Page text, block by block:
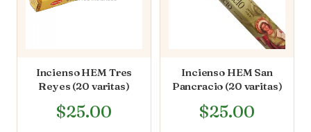
Incienso HEM Tres
Reyes (20 varitas)
$25.00
Incienso HEM San
Pancracio (20 varitas)
$25.00